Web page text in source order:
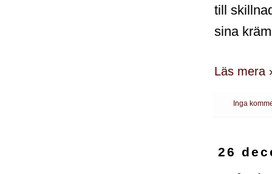
till
sina
Läs mera
Inga
26